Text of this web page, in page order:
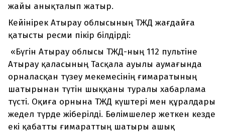
жайы анықталып жатыр.
Кейінірек Атырау облысының ТЖД жағдайға
қатысты ресми пікір білдірді:
«Бүгін Атырау облысы ТЖД-ның 112 пультіне
Атырау қаласының Тасқала ауылы аумағында
орналасқан түзеу мекемесінің ғимаратының
шатырынан түтін шыққаны туралы хабарлама
түсті. Оқиға орнына ТЖД күштері мен құралдары
жедел түрде жіберілді. Бөлімшелер жеткен кезде
екі қабатты ғимараттың шатыры ашық